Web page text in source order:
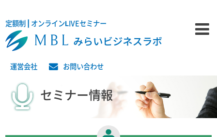
定額制 | オンラインLIVEセミナー
運営会社 お問い合わせ
セミナー情報